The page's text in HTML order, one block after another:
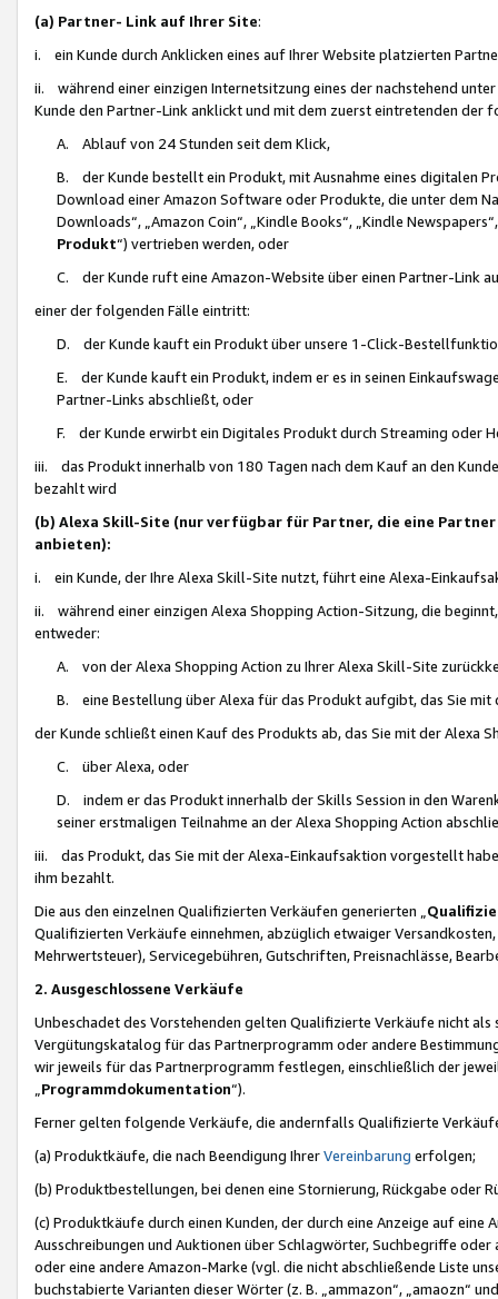
(a) Partner- Link auf Ihrer Site:
i. ein Kunde durch Anklicken eines auf Ihrer Website platzierten
ii. während einer einzigen Internetsitzung eines der nachstehend
Kunde den Partner-Link anklickt und mit dem zuerst eintretenden der
A. Ablauf von 24 Stunden seit dem Klick,
B. der Kunde bestellt ein Produkt, mit Ausnahme eines digitalen
Download einer Amazon Software oder Produkte, die unter dem
Downloads“, „Amazon Coin“, „Kindle Books“, „Kindle
Produkt“) vertrieben werden, oder
C. der Kunde ruft eine Amazon-Website über einen Partner-Link
einer der folgenden Fälle eintritt:
D. der Kunde kauft ein Produkt über unsere 1-Click-
E. der Kunde kauft ein Produkt, indem er es in seinen
Partner-Links abschließt, oder
F. der Kunde erwirbt ein Digitales Produkt durch Streaming oder
iii. das Produkt innerhalb von 180 Tagen nach dem Kauf an den
bezahlt wird
(b) Alexa Skill-Site (nur verfügbar für Partner, die eine
anbieten):
i. ein Kunde, der Ihre Alexa Skill-Site nutzt, führt eine Alexa-
ii. während einer einzigen Alexa Shopping Action-Sitzung, die
entweder:
A. von der Alexa Shopping Action zu Ihrer Alexa Skill-Site
B. eine Bestellung über Alexa für das Produkt aufgibt, das Sie mit
der Kunde schließt einen Kauf des Produkts ab, das Sie mit der Alexa
C. über Alexa, oder
D. indem er das Produkt innerhalb der Skills Session in den
seiner erstmaligen Teilnahme an der Alexa Shopping Action
iii. das Produkt, das Sie mit der Alexa-Einkaufsaktion vorgestellt
ihm bezahlt.
Die aus den einzelnen Qualifizierten Verkäufen generierten „
Qualifizierten Verkäufe einnehmen, abzüglich etwaiger
Mehrwertsteuer), Servicegebühren, Gutschriften, Preisnachlässe,
2. Ausgeschlossene Verkäufe
Unbeschadet des Vorstehenden gelten Qualifizierte Verkäufe nicht
Vergütungskatalog für das Partnerprogramm oder andere
wir jeweils für das Partnerprogramm festlegen, einschließlich der
Programmdokumentation“).
Ferner gelten folgende Verkäufe, die andernfalls Qualifizierte
(a) Produktkäufe, die nach Beendigung IhrerVereinbarung erfolgen;
(b) Produktbestellungen, bei denen eine Stornierung, Rückgabe oder
(c) Produktkäufe durch einen Kunden, der durch eine Anzeige auf
Ausschreibungen und Auktionen über Schlagwörter, Suchbegriffe
oder eine andere Amazon-Marke (vgl. die nicht abschließende Liste
buchstabierte Varianten dieser Wörter (z. B. „ammazon“, „amaozn“